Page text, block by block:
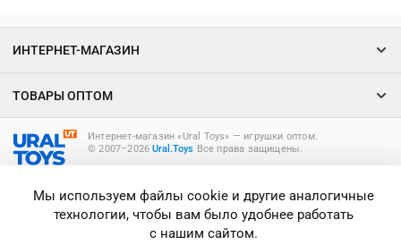
Интернет-магазин «Ural Toys» ― игрушки оптом.
© 2007–2026Ural.Toys Все права защищены.
ИНТЕРНЕТ-МАГАЗИН
ТОВАРЫ ОПТОМ
Мы используем файлы cookie и другие аналогичные
технологии, чтобы вам было удобнее работать
с нашим сайтом.